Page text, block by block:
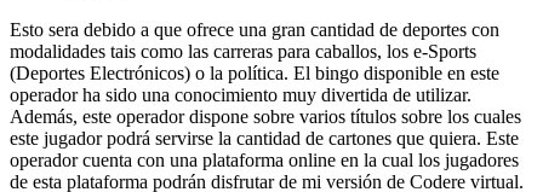
Esto sera debido a que ofrece una gran cantidad de deportes con
modalidades tais como las carreras para caballos, los e-Sports
(Deportes Electrónicos) o la política. El bingo disponible en este
operador ha sido una conocimiento muy divertida de utilizar.
Además, este operador dispone sobre varios títulos sobre los cuales
este jugador podrá servirse la cantidad de cartones que quiera. Este
operador cuenta con una plataforma online en la cual los jugadores
de esta plataforma podrán disfrutar de mi versión de Codere virtual.